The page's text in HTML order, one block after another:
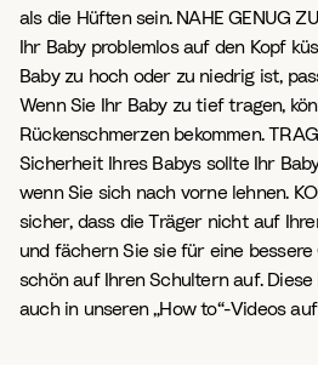
als die Hüften sein. NAHE GENUG
Ihr Baby problemlos auf den Kopf
Baby zu hoch oder zu niedrig ist,
Wenn Sie Ihr Baby zu tief tragen,
Rückenschmerzen bekommen.
Sicherheit Ihres Babys sollte Ihr
wenn Sie sich nach vorne lehnen.
sicher, dass die Träger nicht auf
und fächern Sie sie für eine
schön auf Ihren Schultern auf.
auch in unseren „How to“-Videos